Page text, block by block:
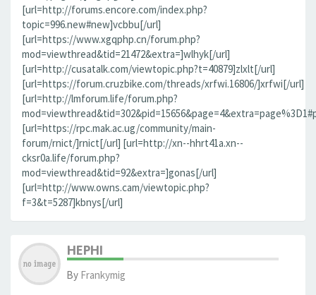
[url=http://forums.encore.com/index.php?
topic=996.new#new]vcbbu[/url]
[url=https://www.xgqphp.cn/forum.php?
mod=viewthread&tid=21472&extra=]wlhyk[/url]
[url=http://cusatalk.com/viewtopic.php?t=40879]zlxlt[/url]
[url=https://forum.cruzbike.com/threads/xrfwi.16806/]xrfwi[/url]
[url=http://lmforum.life/forum.php?
[url=https://rpc.mak.ac.ug/community/main-
forum/rnict/]rnict[/url] [url=http://xn--hhrt41a.xn--
cksr0a.life/forum.php?
mod=viewthread&tid=92&extra=]gonas[/url]
[url=http://www.owns.cam/viewtopic.php?
f=3&t=5287]kbnys[/url]
HEPHI
By Frankymig